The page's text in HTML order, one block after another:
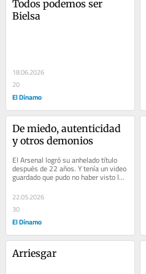
Todos podemos ser
Bielsa
18.06.2026
20
El Dínamo
De miedo, autenticidad
y otros demonios
El Arsenal logró su anhelado título
después de 22 años. Y tenía un video
guardado que pudo no haber visto la
luz. Pero la vio. Mezclaron jugadas,...
22.05.2026
30
El Dínamo
Arriesgar